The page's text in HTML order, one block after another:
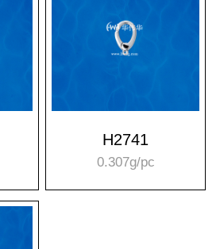
H2741
0.307g/pc